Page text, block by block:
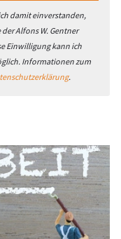
damit einverstanden,
Alfons W. Gentner
Einwilligung kann ich
Informationen zum
.